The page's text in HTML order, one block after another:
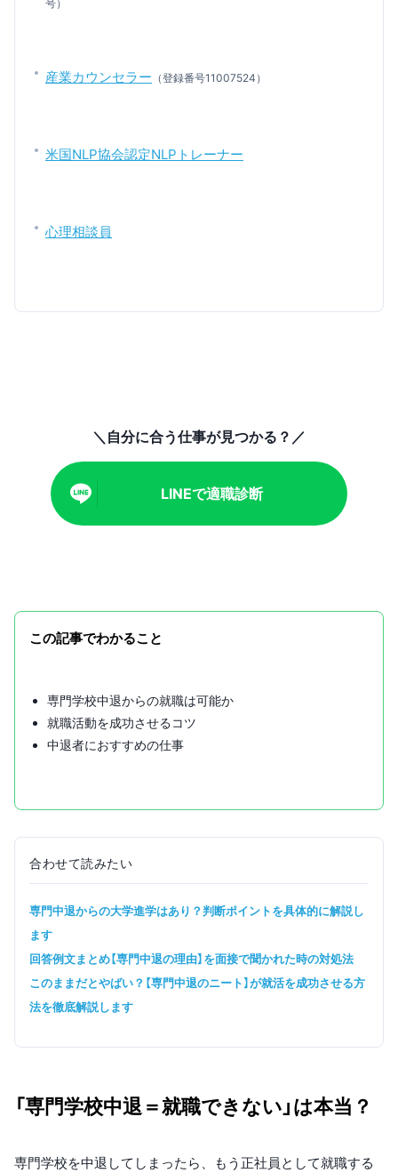
号）
産業カウンセラー （登録番号11007524）
米国NLP協会認定NLPトレーナー
心理相談員
＼自分に合う仕事が見つかる？／
LINEで適職診断
この記事でわかること
専門学校中退からの就職は可能か
就職活動を成功させるコツ
中退者におすすめの仕事
合わせて読みたい
専門中退からの大学進学はあり？判断ポイントを具体的に解説し
ます
回答例文まとめ【専門中退の理由】を面接で聞かれた時の対処法
このままだとやばい？【専門中退のニート】が就活を成功させる方
法を徹底解説します
「専門学校中退＝就職できない」は本当？
専門学校を中退してしまったら、もう正社員として就職する